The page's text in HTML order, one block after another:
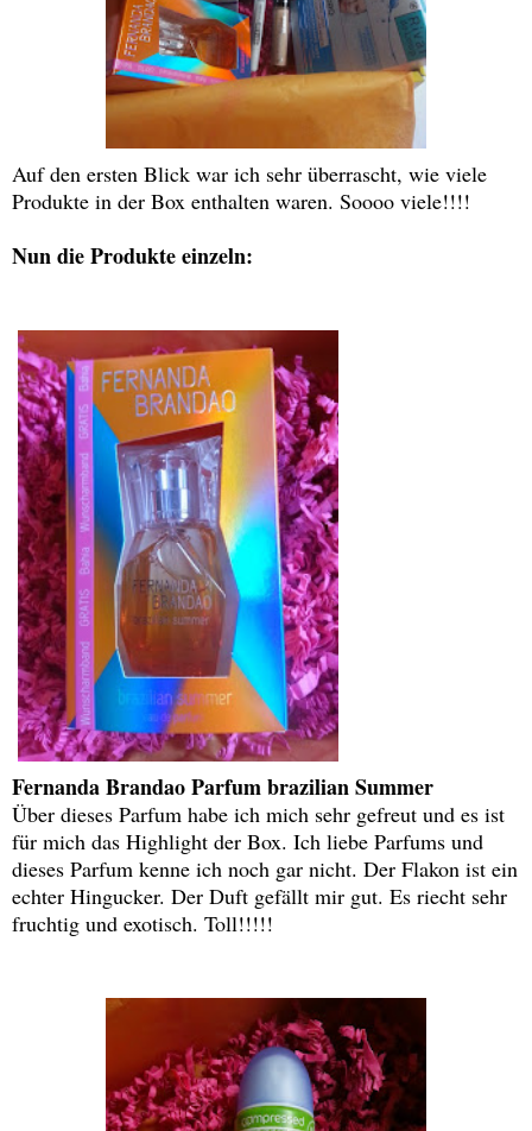
Auf den ersten Blick war ich sehr überrascht, wie viele
Produkte in der Box enthalten waren. Soooo viele!!!!
Nun die Produkte einzeln:
Fernanda Brandao Parfum brazilian Summer
Über dieses Parfum habe ich mich sehr gefreut und es ist
für mich das Highlight der Box. Ich liebe Parfums und
dieses Parfum kenne ich noch gar nicht. Der Flakon ist ein
echter Hingucker. Der Duft gefällt mir gut. Es riecht sehr
fruchtig und exotisch. Toll!!!!!